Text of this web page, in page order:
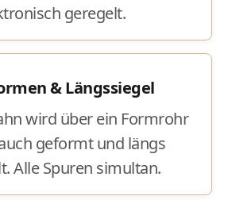
geregelt.
& Längssiegel
wird über ein Formrohr
geformt und längs
Alle Spuren simultan.